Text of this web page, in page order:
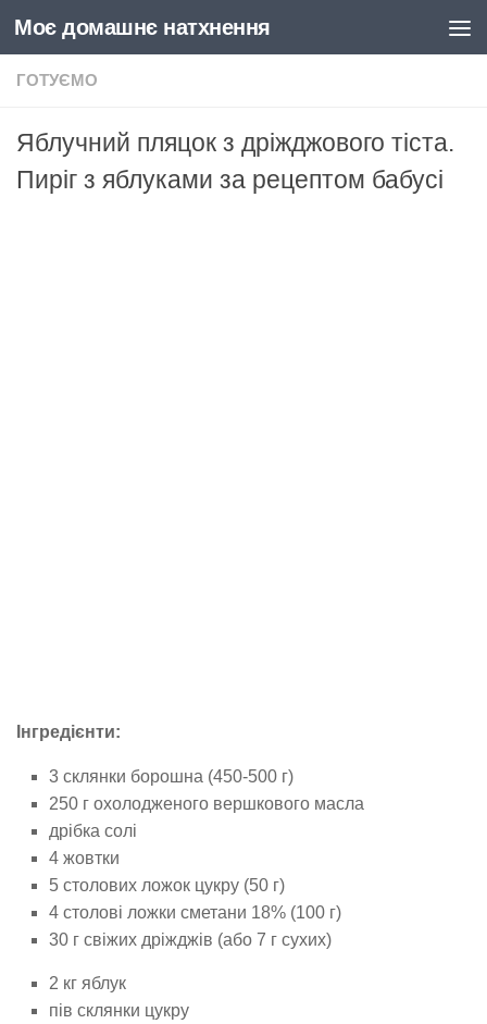
Skip to content
Моє домашнє натхнення
ГОТУЄМО
Яблучний пляцок з дріжджового тіста.
Пиріг з яблуками за рецептом бабусі
Інгредієнти:
3 склянки борошна (450-500 г)
250 г охолодженого вершкового масла
дрібка солі
4 жовтки
5 столових ложок цукру (50 г)
4 столові ложки сметани 18% (100 г)
30 г свіжих дріжджів (або 7 г сухих)
2 кг яблук
пів склянки цукру